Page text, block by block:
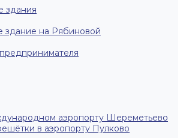
здания
здание на Рябиновой
аэропорту Шереметьево
в аэропорту Пулково